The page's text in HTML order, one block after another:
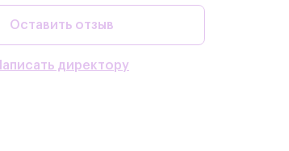
Оставить отзыв
директору